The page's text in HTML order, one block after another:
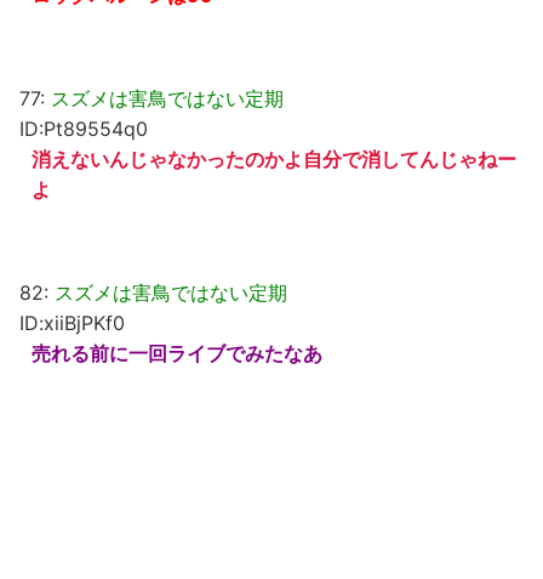
77: スズメは害鳥ではない定期
ID:Pt89554q0
消えないんじゃなかったのかよ自分で消してんじゃねー
よ
82: スズメは害鳥ではない定期
ID:xiiBjPKf0
売れる前に一回ライブでみたなあ